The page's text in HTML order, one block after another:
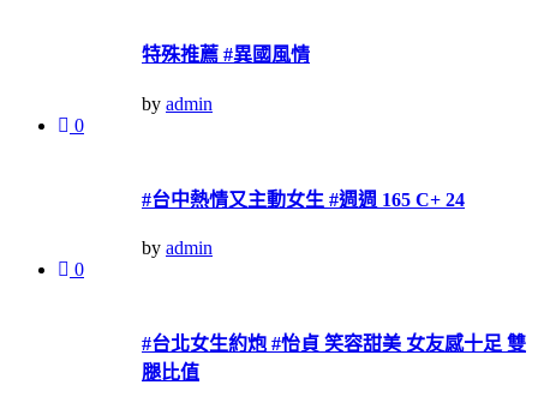
特殊推薦 #異國風情
by admin
0
#台中熱情又主動女生 #週週 165 C+ 24
by admin
0
#台北女生約炮 #怡貞 笑容甜美 女友感十足 雙
腿比值